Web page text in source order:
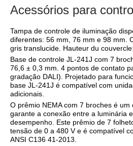
Acessórios para
Tampa de controle de iluminação
diferentes: 56 mm, 76 mm e 98 mm.
gris translucide. Hauteur du
Base de controle JL-241J com 7
76,6 ± 0,3 mm. 4 pontos de contato
gradação DALI). Projetado para
base JL-241J é compatível com
adicionais.
O prêmio NEMA com 7 broches é
garante a conexão entre a luminária
desempenho. Este prêmio de 7
tensão de 0 a 480 V e é compatível
ANSI C136 41-2013.